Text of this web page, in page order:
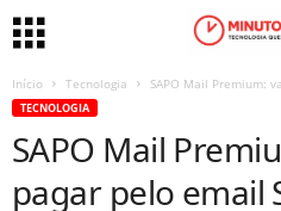
Início Tecnologia SAPO Mail Premium:
TECNOLOGIA
SAPO Mail
pagar pelo email